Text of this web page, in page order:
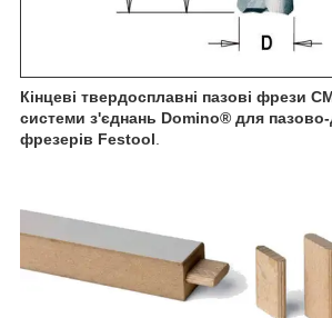
Кінцеві твердосплавні пазові фрези
системи з'єднань Domino® для
фрезерів Festool